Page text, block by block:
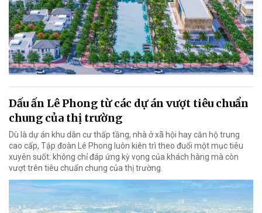
Dấu ấn Lê Phong từ các dự án vượt tiêu chuẩn
chung của thị trường
Dù là dự án khu dân cư thấp tầng, nhà ở xã hội hay căn hộ trung
cao cấp, Tập đoàn Lê Phong luôn kiên trì theo đuổi một mục tiêu
xuyên suốt: không chỉ đáp ứng kỳ vọng của khách hàng mà còn
vượt trên tiêu chuẩn chung của thị trường.